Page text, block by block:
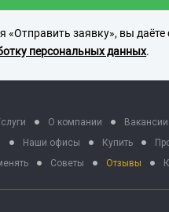
«Отправить заявку», вы даёте
персональных данных.
О компании
Вакансии
Наши офисы Купить
Советы Отзывы